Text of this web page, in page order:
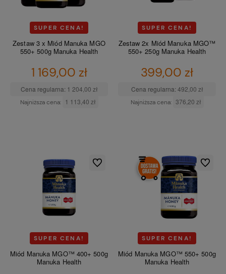
SUPER CENA!
Zestaw 3 x Miód Manuka MGO
550+ 500g Manuka Health
1 169,00 zł
Cena regularna: 1 204,00 zł
Najniższa cena: 1 113,40 zł
SUPER CENA!
Zestaw 2x Miód Manuka MGO™
550+ 250g Manuka Health
399,00 zł
Cena regularna: 492,00 zł
Najniższa cena: 376,20 zł
SUPER CENA!
Miód Manuka MGO™ 400+ 500g
Manuka Health
Do ulubionych
SUPER CENA!
Miód Manuka MGO™ 550+ 500g
Manuka Health
Do